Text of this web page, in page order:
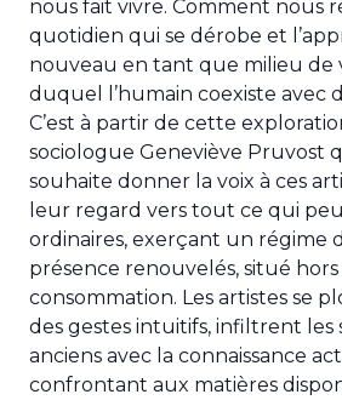
nous fait vivre. Comment nous
quotidien qui se dérobe et
nouveau en tant que milieu de
duquel l’humain coexiste avec
C’est à partir de cette
sociologue Geneviève Pruvost
souhaite donner la voix à ces
leur regard vers tout ce qui
ordinaires, exerçant un régime
présence renouvelés, situé
consommation. Les artistes se
des gestes intuitifs, infiltrent les
anciens avec la connaissance
confrontant aux matières